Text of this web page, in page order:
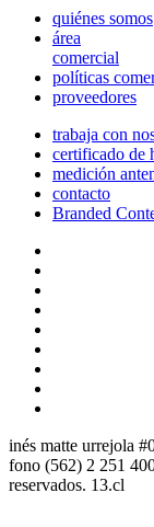
quiénes somos
área
comercial
políticas
proveedores
trabaja con
certificado de
medición
contacto
Branded
inés matte urrejola
fono (562) 2 251
reservados. 13.cl